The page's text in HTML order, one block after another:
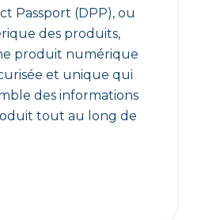
Passport (DPP), ou
des produits,
produit numérique
et unique qui
des informations
tout au long de